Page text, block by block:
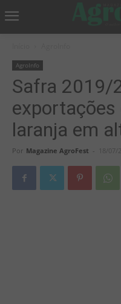
AgroInfo
Safra 2019/
exportações
laranja em
Por Magazine AgroFest - 18/07/